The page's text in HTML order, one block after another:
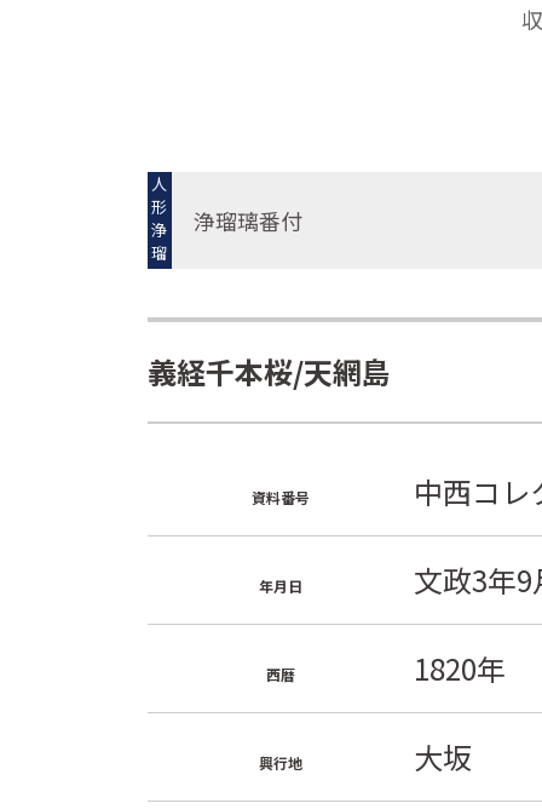
人
形
浄
瑠
璃
浄瑠璃番付
義経千本桜/天網島
資料番号 中西コレ
年月日 文政3年9
西暦 1820年
興行地 大坂